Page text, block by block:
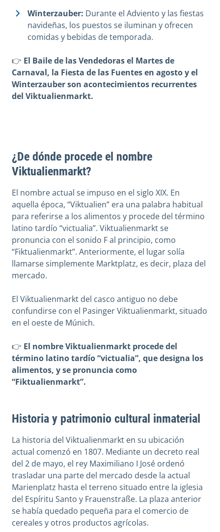
Winterzauber: Durante el Adviento y las fiestas
navideñas, los puestos se iluminan y ofrecen
comidas y bebidas de temporada.
👉 El Baile de las Vendedoras el Martes de
Carnaval, la Fiesta de las Fuentes en agosto y el
Winterzauber son acontecimientos recurrentes
del Viktualienmarkt.
¿De dónde procede el nombre
Viktualienmarkt?
El nombre actual se impuso en el siglo XIX. En
aquella época, “Viktualien” era una palabra habitual
para referirse a los alimentos y procede del término
latino tardío “victualia”. Viktualienmarkt se
pronuncia con el sonido F al principio, como
“Fiktualienmarkt”. Anteriormente, el lugar solía
llamarse simplemente Marktplatz, es decir, plaza del
mercado.
El Viktualienmarkt del casco antiguo no debe
confundirse con el Pasinger Viktualienmarkt, situado
en el oeste de Múnich.
👉 El nombre Viktualienmarkt procede del
término latino tardío “victualia”, que designa los
alimentos, y se pronuncia como
“Fiktualienmarkt”.
Historia y patrimonio cultural inmaterial
La historia del Viktualienmarkt en su ubicación
actual comenzó en 1807. Mediante un decreto real
del 2 de mayo, el rey Maximiliano I José ordenó
trasladar una parte del mercado desde la actual
Marienplatz hasta el terreno situado entre la iglesia
del Espíritu Santo y Frauenstraße. La plaza anterior
se había quedado pequeña para el comercio de
cereales y otros productos agrícolas.